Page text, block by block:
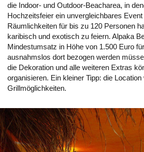
die Indoor- und Outdoor-Beacharea, in
Hochzeitsfeier ein unvergleichbares
Räumlichkeiten für bis zu 120 Personen
karibisch und exotisch zu feiern. Alpaka
Mindestumsatz in Höhe von 1.500 Euro
ausnahmslos dort bezogen werden
die Dekoration und alle weiteren Extras
organisieren. Ein kleiner Tipp: die
Grillmöglichkeiten.